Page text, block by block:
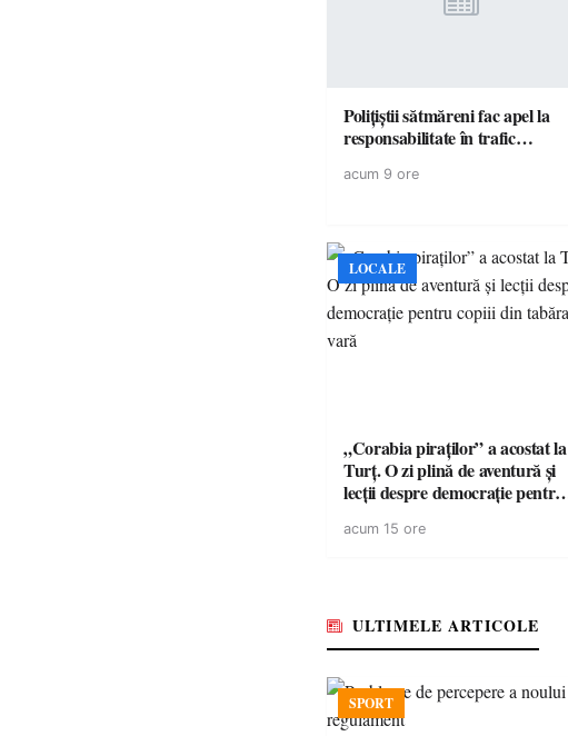
Polițiștii sătmăreni fac apel la
responsabilitate în trafic…
acum 9 ore
LOCALE
„Corabia piraților” a acostat la
Turț. O zi plină de aventură și
lecții despre democrație pentru
acum 15 ore
ULTIMELE ARTICOLE
SPORT